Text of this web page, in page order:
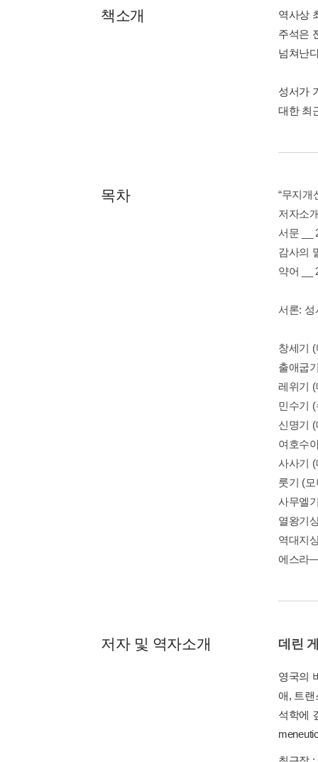
책소개
역사상
주석은
넘쳐난
성서가
대한 최
목차
“무지개
저자소
서문 __
감사의
약어 __
서론: 성
창세기
출애굽
레위기 (
민수기
신명기
여호수
사사기 (
룻기 (
사무엘
열왕기
역대지
에스라
저자 및 역자소개 데린
영국의
애, 트
석학에